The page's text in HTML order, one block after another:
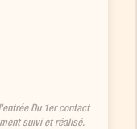
Du 1er contact
suivi et réalisé.